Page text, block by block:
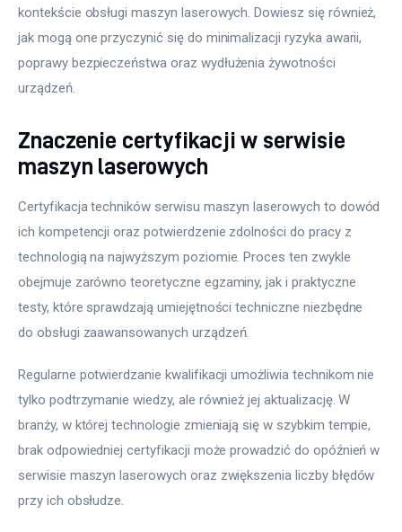
kontekście obsługi maszyn laserowych. Dowiesz się również,
jak mogą one przyczynić się do minimalizacji ryzyka awarii,
poprawy bezpieczeństwa oraz wydłużenia żywotności
urządzeń.
Znaczenie certyfikacji w serwisie
maszyn laserowych
Certyfikacja techników serwisu maszyn laserowych to dowód
ich kompetencji oraz potwierdzenie zdolności do pracy z
technologią na najwyższym poziomie. Proces ten zwykle
obejmuje zarówno teoretyczne egzaminy, jak i praktyczne
testy, które sprawdzają umiejętności techniczne niezbędne
do obsługi zaawansowanych urządzeń.
Regularne potwierdzanie kwalifikacji umożliwia technikom nie
tylko podtrzymanie wiedzy, ale również jej aktualizację. W
branży, w której technologie zmieniają się w szybkim tempie,
brak odpowiedniej certyfikacji może prowadzić do opóźnień w
serwisie maszyn laserowych oraz zwiększenia liczby błędów
przy ich obsłudze.